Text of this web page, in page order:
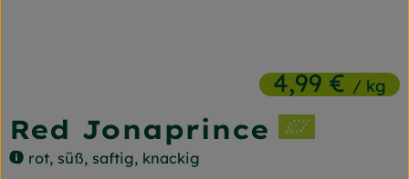
So geht's
Red Jonaprince
rot, süß, saftig, knackig
4,99 €/ kg